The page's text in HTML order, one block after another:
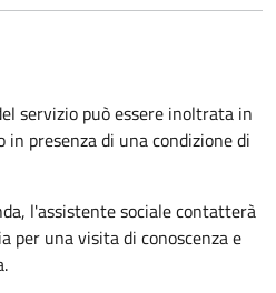
servizio può essere inoltrata in
presenza di una condizione di
l'assistente sociale contatterà
per una visita di conoscenza e